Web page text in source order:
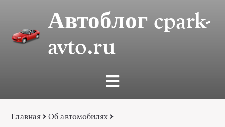
Автоблог cpark-
avto.ru
Главная Об автомобилях